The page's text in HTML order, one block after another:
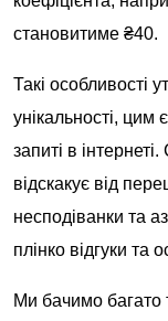
становитиме ₴40.
Такі особливості
унікальності, цим
запиті в
відскакує від
несподіванки та
плінко відгуки
Ми бачимо багато